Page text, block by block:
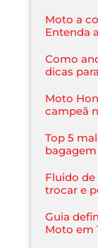
Moto a
Entenda
Como
dicas
Moto
campeã
Top 5
Fluido
trocar e
Guia
Moto em